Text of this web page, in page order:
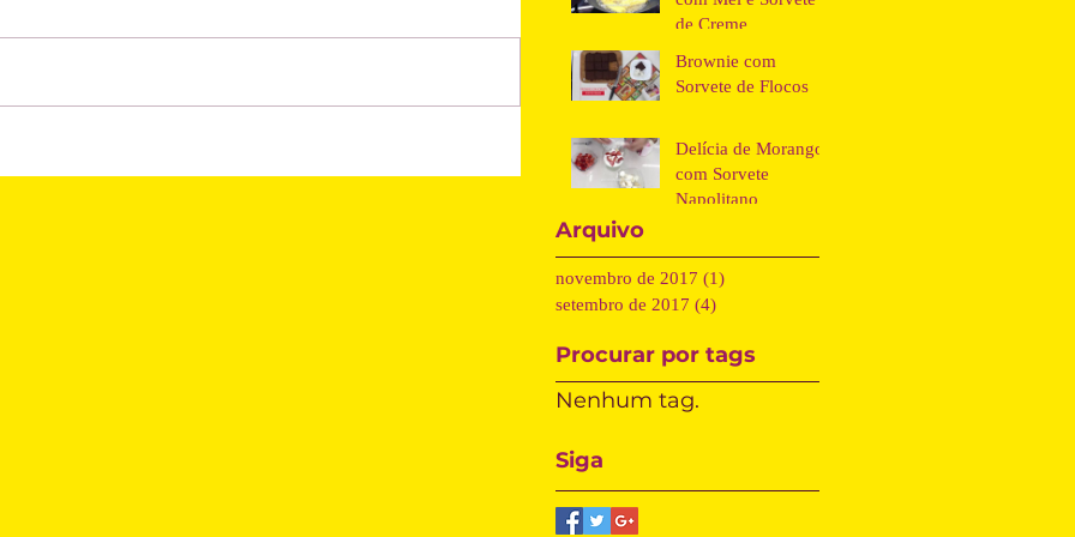
de Creme
Brownie com
Sorvete de Flocos
Delícia de Morango
com Sorvete
Napolitano
Arquivo
novembro de 2017 (1)
setembro de 2017 (4)
Procurar por tags
Nenhum tag.
Siga